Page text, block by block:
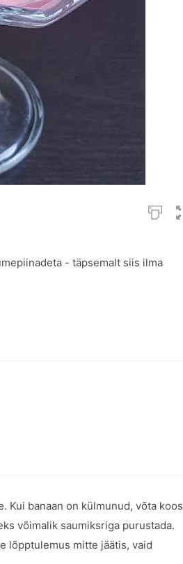
- täpsemalt siis ilma
Kui banaan on külmunud, võta koos
võimalik saumiksriga purustada.
lõpptulemus mitte jäätis, vaid